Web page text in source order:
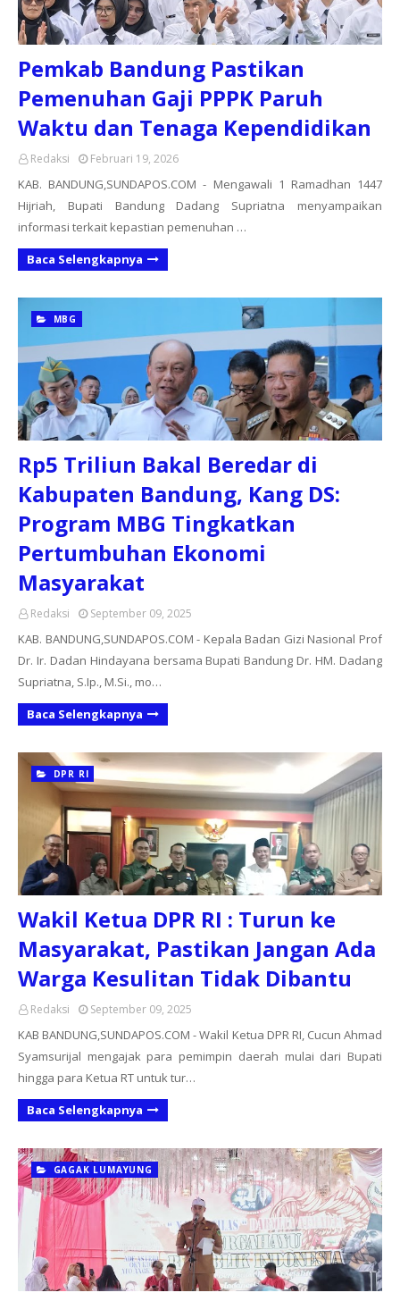
Pemkab Bandung Pastikan
Pemenuhan Gaji PPPK Paruh
Waktu dan Tenaga Kependidikan
Redaksi Februari 19, 2026
KAB. BANDUNG,SUNDAPOS.COM - Mengawali 1 Ramadhan 1447
Hijriah, Bupati Bandung Dadang Supriatna menyampaikan
informasi terkait kepastian pemenuhan …
Baca Selengkapnya
MBG
Rp5 Triliun Bakal Beredar di
Kabupaten Bandung, Kang DS:
Program MBG Tingkatkan
Pertumbuhan Ekonomi
Masyarakat
Redaksi September 09, 2025
KAB. BANDUNG,SUNDAPOS.COM - Kepala Badan Gizi Nasional Prof
Dr. Ir. Dadan Hindayana bersama Bupati Bandung Dr. HM. Dadang
Supriatna, S.Ip., M.Si., mo…
Baca Selengkapnya
DPR RI
Wakil Ketua DPR RI : Turun ke
Masyarakat, Pastikan Jangan Ada
Warga Kesulitan Tidak Dibantu
Redaksi September 09, 2025
KAB BANDUNG,SUNDAPOS.COM - Wakil Ketua DPR RI, Cucun Ahmad
Syamsurijal mengajak para pemimpin daerah mulai dari Bupati
hingga para Ketua RT untuk tur…
Baca Selengkapnya
GAGAK LUMAYUNG